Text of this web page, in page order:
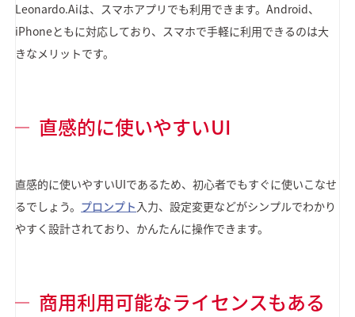
Leonardo.Aiは、スマホアプリでも利用できます。Android、
iPhoneともに対応しており、スマホで手軽に利用できるのは大
きなメリットです。
直感的に使いやすいUI
直感的に使いやすいUIであるため、初心者でもすぐに使いこなせ
るでしょう。 プロンプト 入力、設定変更などがシンプルでわかり
やすく設計されており、かんたんに操作できます。
商用利用可能なライセンスもある